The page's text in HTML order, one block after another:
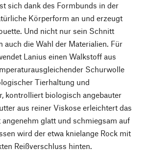
sich dank des Formbunds in der
Körperform an und erzeugt
Und nicht nur sein Schnitt
auch die Wahl der Materialien. Für
Lanius einen Walkstoff aus
Schurwolle
Tierhaltung und
kontrolliert biologisch angebauter
aus reiner Viskose erleichtert das
glatt und schmiegsam auf
wird der etwa knielange Rock mit
Reißverschluss hinten.